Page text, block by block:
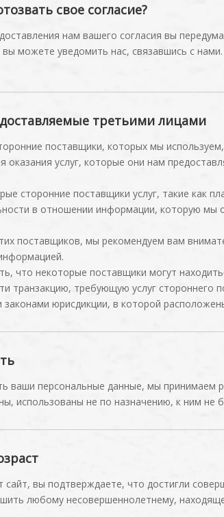
свое согласие?
нам вашего согласия вы
вы можете уведомить нас, связавшись с нами.
третьими лицами
поставщики, которых мы
оказания услуг, которые они нам
сторонние поставщики услуг, такие как
в отношении информации, которую мы
поставщиков, мы рекомендуем вам
что некоторые поставщики могут
транзакцию, требующую услуг стороннего
законами юрисдикции, в которой
ваши персональные данные, мы принимаем
использованы не по назначению, к ним
сайт, вы подтверждаете, что достигли
любому несовершеннолетнему,